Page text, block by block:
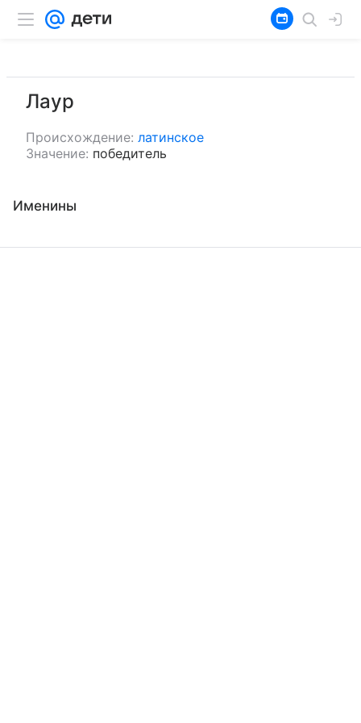
Лаур
Происхождение: латинское
Значение: победитель
Именины